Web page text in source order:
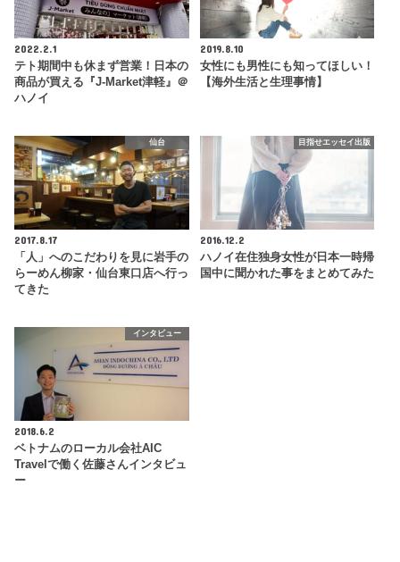
2022.2.1
テト期間中も休まず営業！日本の
商品が買える『J-Market津軽』＠
ハノイ
2019.8.10
女性にも男性にも知ってほしい！
【海外生活と生理事情】
仙台
2017.8.17
「人」へのこだわりを見に岩手の
らーめん柳家・仙台東口店へ行っ
てきた
目指せエッセイ出版
2016.12.2
ハノイ在住独身女性が日本一時帰
国中に聞かれた事をまとめてみた
インタビュー
2018.6.2
ベトナムのローカル会社AIC
Travelで働く佐藤さんインタビュ
ー